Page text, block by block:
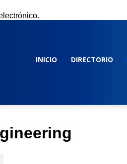
INICIO DIRECTORIO